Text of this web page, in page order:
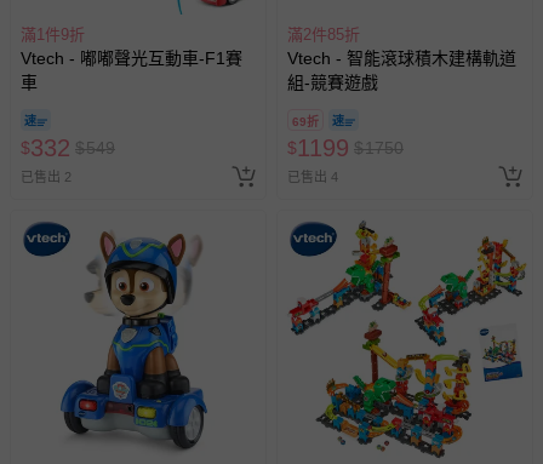
滿1件9折
Vtech - 嘟嘟聲光互動車-F1賽
車
$332 $549
已售出 2
滿2件85折
Vtech - 智能滾球積木建構軌道
組-競賽遊戲
69折
$1199 $1750
已售出 4